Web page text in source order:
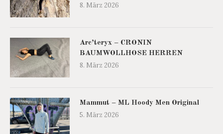
8. März 2026
Arc’teryx – CRONIN
BAUMWOLLHOSE HERREN
8. März 2026
Mammut – ML Hoody Men Original
5. März 2026